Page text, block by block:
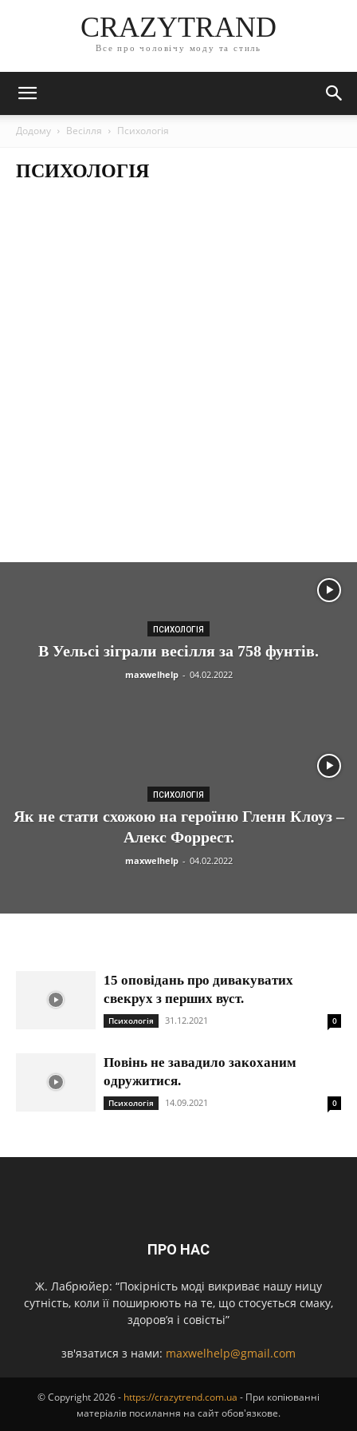
CRAZYTRAND
Все про чоловічу моду та стиль
Додому Весілля Психологія
ПСИХОЛОГІЯ
ПСИХОЛОГІЯ
В Уельсі зіграли весілля за 758 фунтів.
maxwelhelp - 04.02.2022
ПСИХОЛОГІЯ
Як не стати схожою на героїню Гленн Клоуз –
Алекс Форрест.
maxwelhelp - 04.02.2022
15 оповідань про дивакуватих
свекрух з перших вуст.
Психологія 31.12.2021 0
Повінь не завадило закоханим
одружитися.
Психологія 14.09.2021 0
ПРО НАС
Ж. Лабрюйер: “Покірність моді викриває нашу ницу
сутність, коли її поширюють на те, що стосується смаку,
здоров’я і совістьі”
зв'язатися з нами: maxwelhelp@gmail.com
© Copyright 2026 - https://crazytrend.com.ua - При копіюванні
матеріалів посилання на сайт обов'язкове.